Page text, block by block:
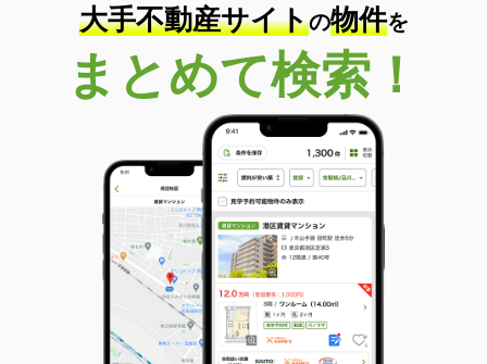
大手不動産サイトの物件を
まとめて検索！